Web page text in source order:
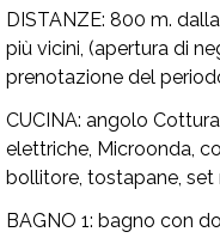
DISTANZE: 800 m.
più vicini, (apertura di
prenotazione del
CUCINA: angolo Cottura,
elettriche, Microonda,
bollitore, tostapane, set
BAGNO 1: bagno con